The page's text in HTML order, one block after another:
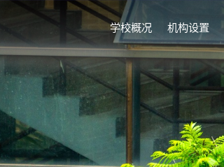
学校概况 机构设置